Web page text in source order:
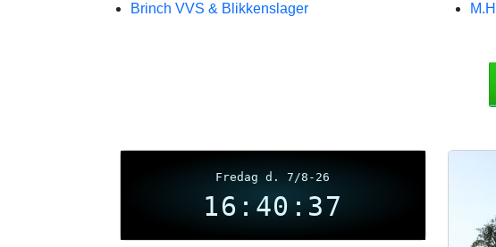
Brinch VVS & Blikkenslager
Fredag d. 7/8-26
16:40:37